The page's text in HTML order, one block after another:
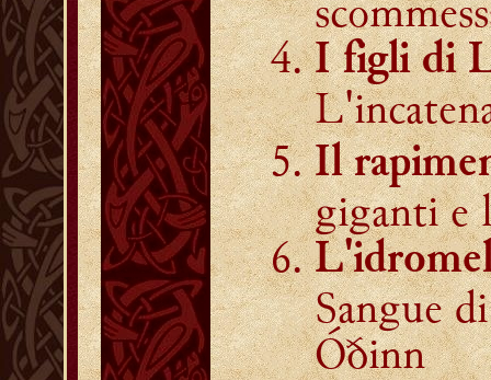
I figli di
Il
giganti e
Sangue
Óðinn